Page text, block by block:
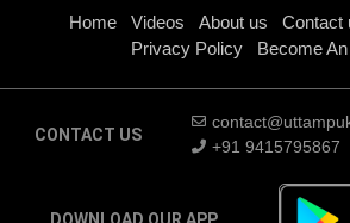
Home Videos About us Contact
Privacy Policy
Become
CONTACT US
+91 9415795867